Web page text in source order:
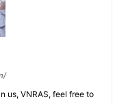
us, VNRAS, feel free to